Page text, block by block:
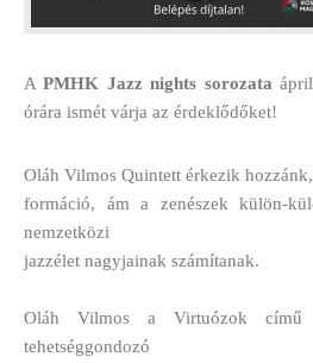
APMHK Jazz nights sorozata
órára ismét várja az érdeklődőket!
Oláh Vilmos Quintett érkezik
formáció, ám a zenészek külön-
nemzetközi
jazzélet nagyjainak számítanak.
Oláh Vilmos a Virtuózok című
tehetséggondozó